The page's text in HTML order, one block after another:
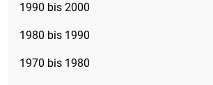
1990 bis 2000
1980 bis 1990
1970 bis 1980